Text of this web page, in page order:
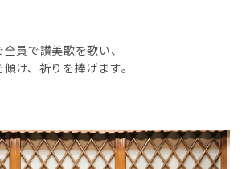
員で讃美歌を歌い、
け、祈りを捧げます。